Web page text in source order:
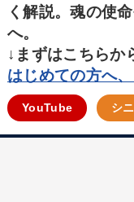
く解説。魂の使
へ。
↓まずはこちらか
はじめての方へ
YouTube シ